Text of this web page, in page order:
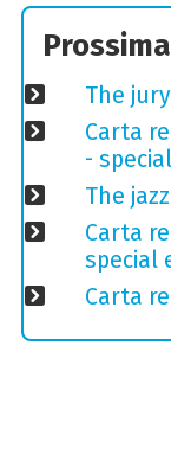
The
Carta
-
The
Carta
special
Carta